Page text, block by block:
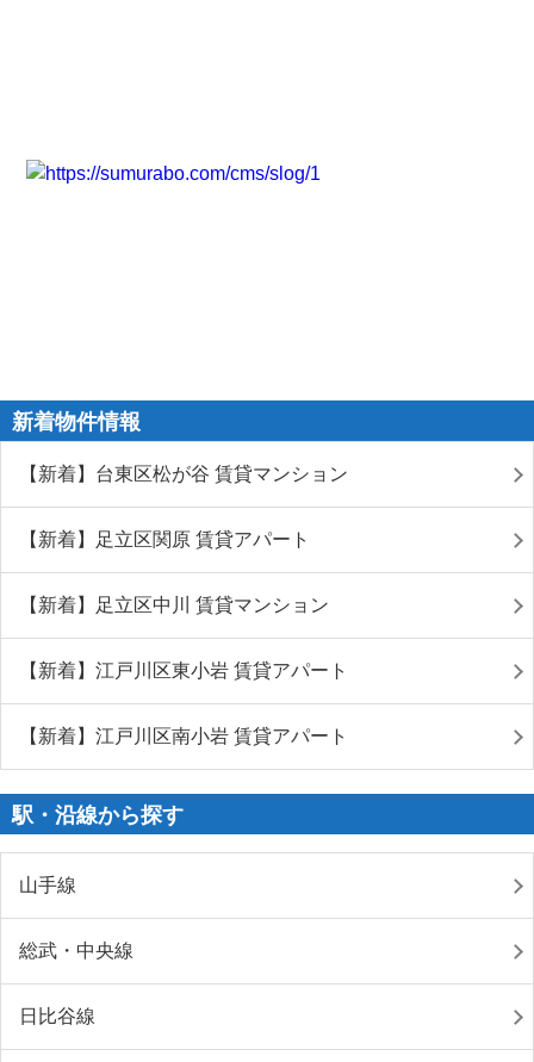
新着物件情報
【新着】台東区松が谷 賃貸マンション
【新着】足立区関原 賃貸アパート
【新着】足立区中川 賃貸マンション
【新着】江戸川区東小岩 賃貸アパート
【新着】江戸川区南小岩 賃貸アパート
駅・沿線から探す
山手線
総武・中央線
日比谷線